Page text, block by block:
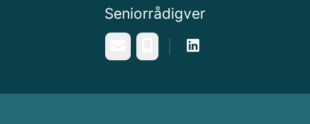
Seniorrådigver
Telefonnummer